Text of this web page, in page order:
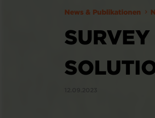
News & Publikationen